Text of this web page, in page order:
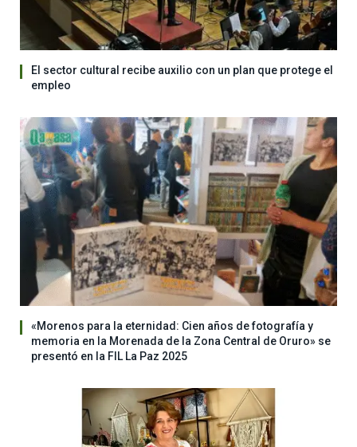
El sector cultural recibe auxilio con un plan que protege el
empleo
«Morenos para la eternidad: Cien años de fotografía y
memoria en la Morenada de la Zona Central de Oruro» se
presentó en la FIL La Paz 2025